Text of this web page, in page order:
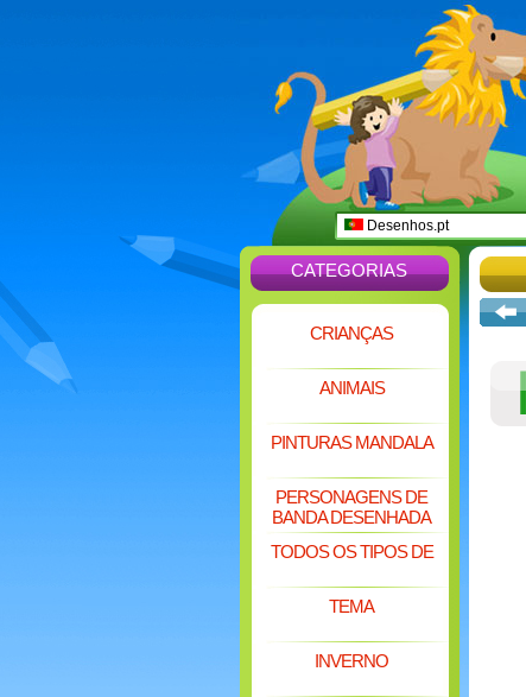
Desenhos.pt
CATEGORIAS
CRIANÇAS
ANIMAIS
PINTURAS MANDALA
PERSONAGENS DE
BANDA DESENHADA
TODOS OS TIPOS DE
TEMA
INVERNO